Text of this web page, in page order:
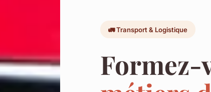
🚛 Transport & Logistique
Formez-